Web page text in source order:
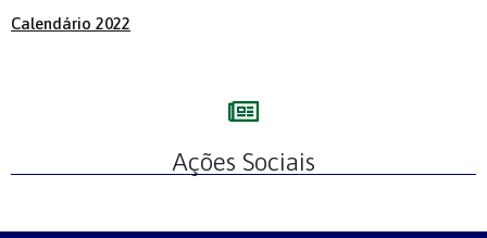
Calendário 2022
Ações Sociais